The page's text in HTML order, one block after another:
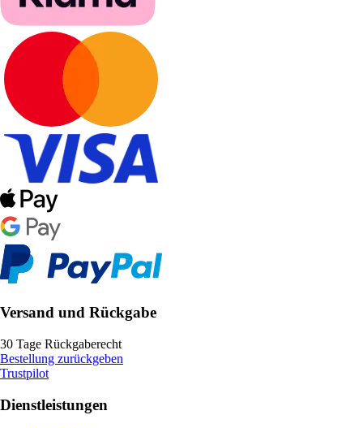
Versand und Rückgabe
30 Tage Rückgaberecht
Bestellung zurückgeben
Trustpilot
Dienstleistungen